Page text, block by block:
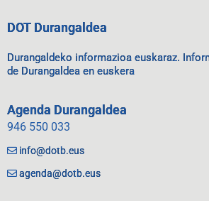
DOT Durangaldea
Durangaldeko informazioa euskaraz.
de Durangaldea en euskera
Agenda Durangaldea
946 550 033
info@dotb.eus
agenda@dotb.eus